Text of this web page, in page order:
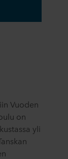
Vuoden
on
yli